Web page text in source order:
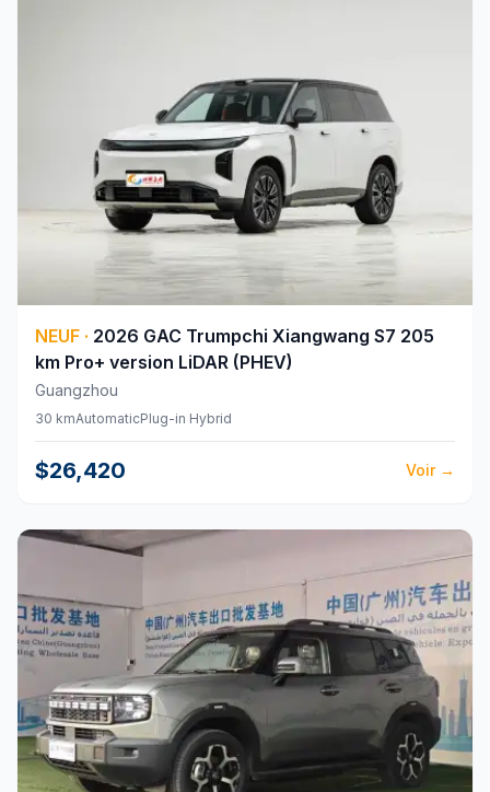
NEUF · 2026 GAC Trumpchi Xiangwang S7 205
km Pro+ version LiDAR (PHEV)
Guangzhou
30 kmAutomaticPlug-in Hybrid
$26,420 Voir→